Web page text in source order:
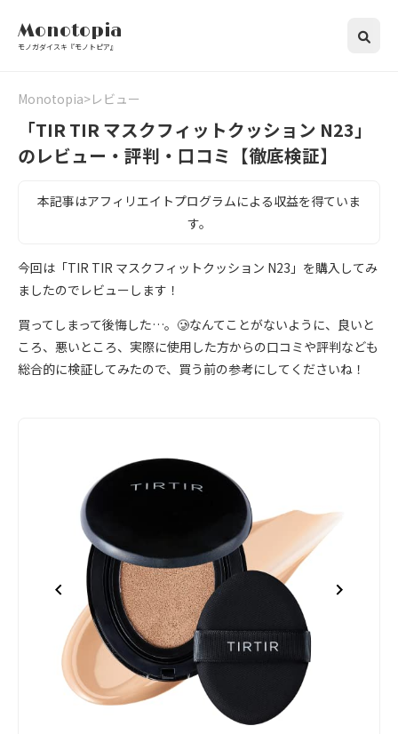
Monotopia
モノガダイスキ『モノトピア』
Monotopia レビュー
「TIR TIR マスクフィットクッション N23」
のレビュー・評判・口コミ【徹底検証】
本記事はアフィリエイトプログラムによる収益を得ていま
す。
今回は「TIR TIR マスクフィットクッション N23」を購入してみ
ましたのでレビューします！
買ってしまって後悔した…。🥲なんてことがないように、良いと
ころ、悪いところ、実際に使用した方からの口コミや評判なども
総合的に検証してみたので、買う前の参考にしてくださいね！